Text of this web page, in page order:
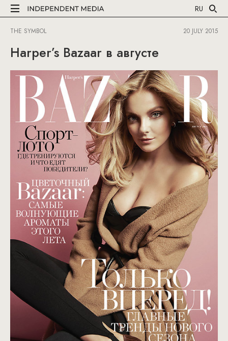
RU
THE SYMBOL 20 JULY 2015
Harper’s Bazaar в августе